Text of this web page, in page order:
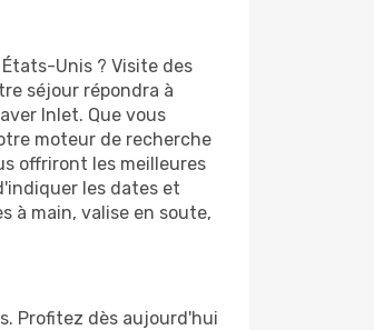
Unis ? Visite des
séjour répondra à
Inlet. Que vous
moteur de recherche
offriront les meilleures
les dates et
à main, valise en soute,
Profitez dès aujourd'hui